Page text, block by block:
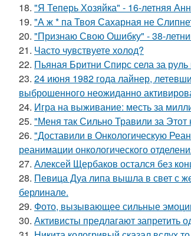
18. "Я Теперь Хозяйка" - 16-летняя
19. "А ж * па Твоя Сахарная не
20. "Признаю Свою Ошибку" - 38-
21. Часто чувствуете холод?
22. Пьяная Бритни Спирс села за
23. 24 июня 1982 года лайнер,
выброшенного неожиданно
24. Игра на выживание: месть за
25. "Меня так Сильно Травили за
26. "Доставили в Онкологическую
реанимации онкологического
27. Алексей Щербаков остался без
28. Певица Дуа липа вышла в свет с
берлинале.
29. Фото, вызывающее сильные
30. Активисты предлагают запретить